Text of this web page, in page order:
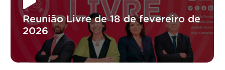
Reunião Livre de 18 de fevereiro de
2026